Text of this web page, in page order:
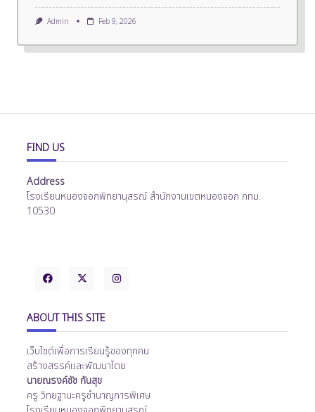
Admin Feb 9, 2026
FIND US
Address
โรงเรียนหนองจอกพิทยานุสรณ์ สำนักงานเขตหนองจอก กทม.
10530
ABOUT THIS SITE
เว็บไซต์เพื่อการเรียนรู้ของทุกคน
สร้างสรรค์และพัฒนาโดย
นายณรงค์ชัช กันสุข
ครู วิทยฐานะครูชำนาญการพิเศษ